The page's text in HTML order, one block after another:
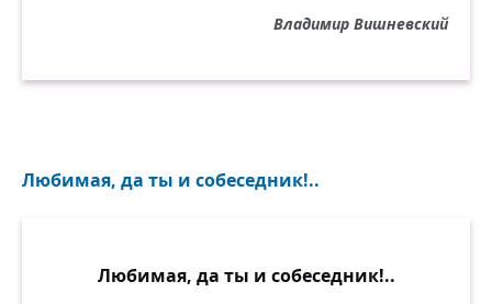
Владимир Вишневский
Любимая, да ты и собеседник!..
Любимая, да ты и собеседник!..